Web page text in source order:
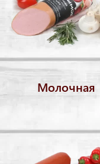
Молочная